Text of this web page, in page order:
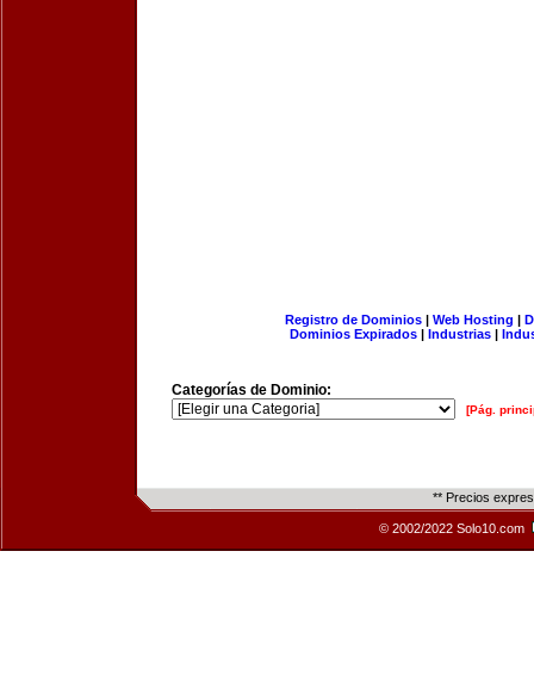
Registro de Dominios| Web Hosting |
Dominios Expirados | Industrias |
Categorías de Dominio:
[Pág.
** Precios
© 2002/2022 Solo10.com